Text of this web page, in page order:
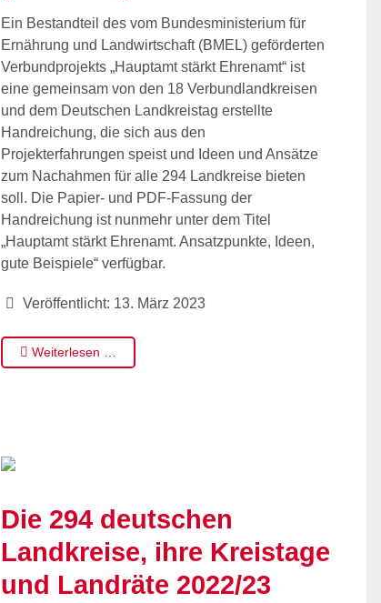
Ein Bestandteil des vom Bundesministerium für
Ernährung und Landwirtschaft (BMEL) geförderten
Verbundprojekts „Hauptamt stärkt Ehrenamt“ ist
eine gemeinsam von den 18 Verbundlandkreisen
und dem Deutschen Landkreistag erstellte
Handreichung, die sich aus den
Projekterfahrungen speist und Ideen und Ansätze
zum Nachahmen für alle 294 Landkreise bieten
soll. Die Papier- und PDF-Fassung der
Handreichung ist nunmehr unter dem Titel
„Hauptamt stärkt Ehrenamt. Ansatzpunkte, Ideen,
gute Beispiele“ verfügbar.
Veröffentlicht: 13. März 2023
Weiterlesen …
Die 294 deutschen
Landkreise, ihre Kreistage
und Landräte 2022/23